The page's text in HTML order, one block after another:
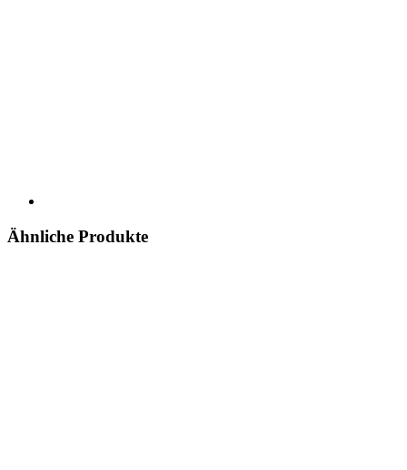
Ähnliche Produkte